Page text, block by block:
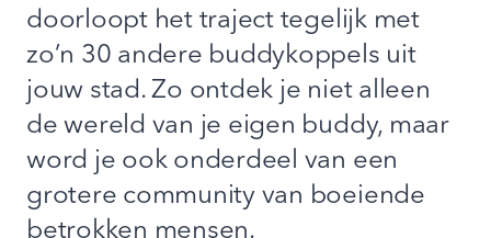
doorloopt het traject tegelijk met
zo’n 30 andere buddykoppels uit
jouw stad. Zo ontdek je niet alleen
de wereld van je eigen buddy, maar
word je ook onderdeel van een
grotere community van boeiende
betrokken mensen.